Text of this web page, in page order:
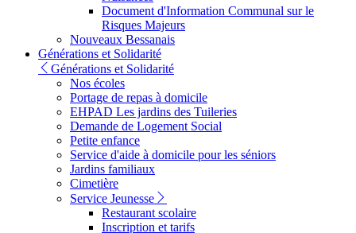
Document d'Information Communal sur le
Risques Majeurs
Nouveaux Bessanais
Générations et Solidarité
Générations et Solidarité
Nos écoles
Portage de repas à domicile
EHPAD Les jardins des Tuileries
Demande de Logement Social
Petite enfance
Service d'aide à domicile pour les séniors
Jardins familiaux
Cimetière
Service Jeunesse
Restaurant scolaire
Inscription et tarifs